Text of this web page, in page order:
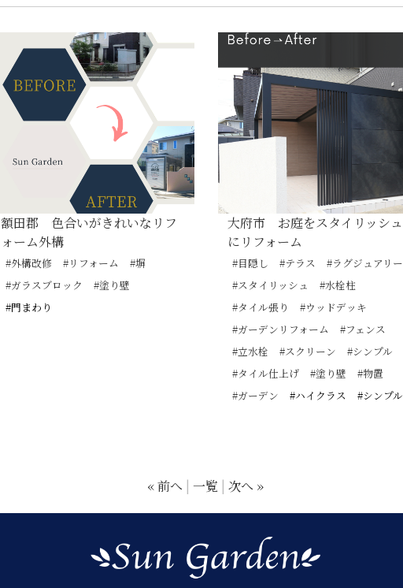
額田郡 色合いがきれいなリフ
ォーム外構
#外構改修 #リフォーム
#塀
#ガラスブロック
#塗り壁
#門まわり
大府市 お庭をスタイリッシュ
にリフォーム
#目隠し #テラス
#ラグジュアリー
#スタイリッシュ
#水栓柱
#タイル張り
#ウッドデッキ
#ガーデンリフォーム
#フェンス
#立水栓
#スクリーン
#シンプル
#タイル仕上げ
#塗り壁
#物置
#ガーデン
#ハイクラス #シンプル
« 前へ 一覧 次へ »